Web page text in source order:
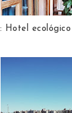
Hotel ecológico